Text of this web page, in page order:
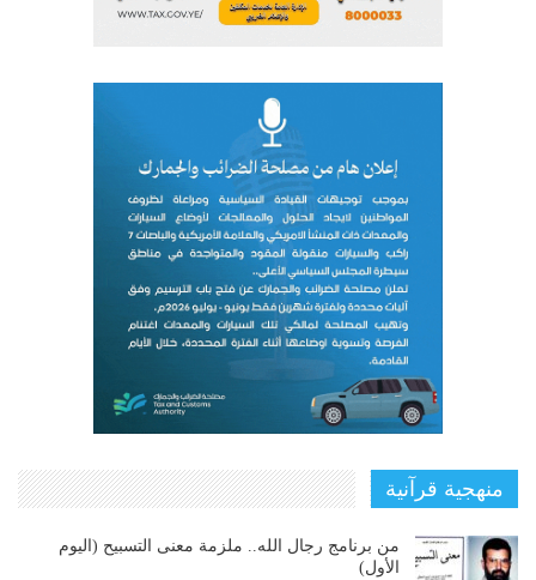
منهجية قرآنية
من برنامج رجال الله.. ملزمة معنى التسبيح (اليوم
الأول)